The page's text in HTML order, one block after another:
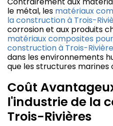
le métal, les matériaux
la construction à Trois-
corrosion et aux produits
matériaux composites
construction à Trois-
dans les environnements
que les structures marines
Coût
l'industrie de la
Trois-Rivières